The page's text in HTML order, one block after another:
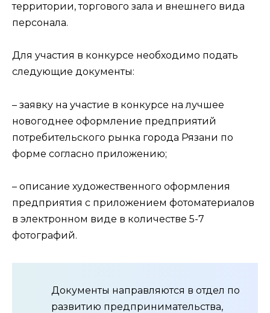
территории, торгового зала и внешнего вида
персонала.
Для участия в конкурсе необходимо подать
следующие документы:
– заявку на участие в конкурсе на лучшее
новогоднее оформление предприятий
потребительского рынка города Рязани по
форме согласно приложению;
– описание художественного оформления
предприятия с приложением фотоматериалов
в электронном виде в количестве 5-7
фотографий.
Документы направляются в отдел по
развитию предпринимательства,